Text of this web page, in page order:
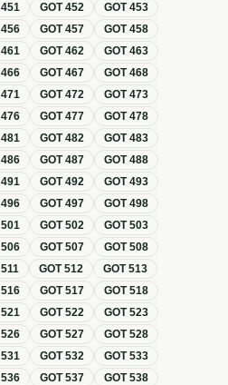
451 GOT452 GOT453
456 GOT457 GOT458
461 GOT462 GOT463
466 GOT467 GOT468
471 GOT472 GOT473
476 GOT477 GOT478
481 GOT482 GOT483
486 GOT487 GOT488
491 GOT492 GOT493
496 GOT497 GOT498
501 GOT502 GOT503
506 GOT507 GOT508
511 GOT512 GOT513
516 GOT517 GOT518
521 GOT522 GOT523
526 GOT527 GOT528
531 GOT532 GOT533
536 GOT537 GOT538